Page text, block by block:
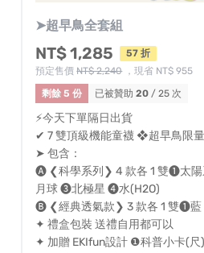
➤超早鳥全套組
NT$ 1,285
57 折
預定售價NT$ 2,240，現省 NT$ 955
剩餘 5 份
已被贊助20 / 25 次
⚡今天下單隔日出貨
✔ 7 雙頂級機能童襪 ❖超早鳥限
➤ 包含：
🅐 ❮科學系列❯ 4 款各 1 雙❶太
月球 ❸北極星 ❹水(H2O)
🅑 ❮經典透氣款❯ 3 款各 1 雙❶
✦ 禮盒包裝 送禮自用都可以
✦ 加贈 EKIfun設計 ❶科普小卡(尺